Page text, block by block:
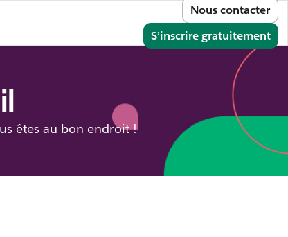
Nous contacter
S’inscrire gratuitement
êtes au bon endroit !